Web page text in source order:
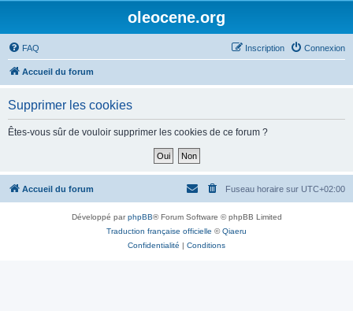
oleocene.org
FAQ Connexion
Inscription
Accueil du forum
Supprimer les cookies
Êtes-vous sûr de vouloir supprimer les cookies de ce forum ?
Accueil du forum Fuseau horaire sur UTC+02:00
Développé parphpBB® Forum Software © phpBB Limited
Traduction française officielle ©Qiaeru
Confidentialité | Conditions